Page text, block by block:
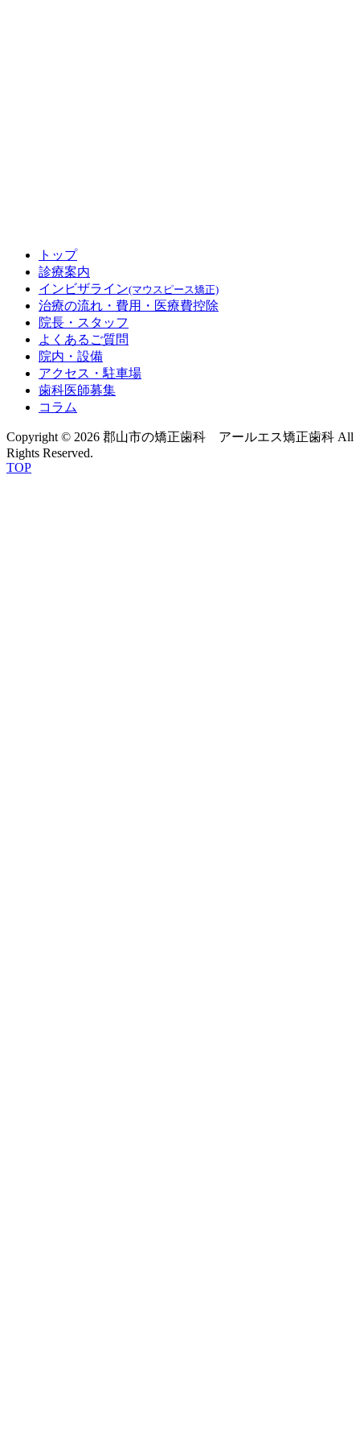
トップ
診療案内
インビザライン(マウスピース矯正)
治療の流れ・費用 ・医療費控除
院長・スタッフ
よくあるご質問
院内・設備
アクセス ・駐車場
歯科医師募集
コラム
Copyright © 2026 郡山市の矯正歯科 アールエス矯正歯科 All
Rights Reserved.
TOP